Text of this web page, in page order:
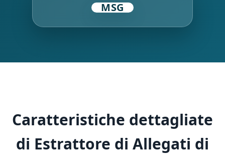
MSG
Caratteristiche dettagliate
di Estrattore di Allegati di